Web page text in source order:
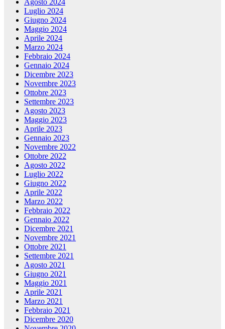
Luglio 2024
Giugno 2024
Maggio 2024
Aprile 2024
Marzo 2024
Febbraio 2024
Gennaio 2024
Dicembre 2023
Novembre 2023
Ottobre 2023
Settembre 2023
Agosto 2023
Maggio 2023
Aprile 2023
Gennaio 2023
Novembre 2022
Ottobre 2022
Agosto 2022
Luglio 2022
Giugno 2022
Aprile 2022
Marzo 2022
Febbraio 2022
Gennaio 2022
Dicembre 2021
Novembre 2021
Ottobre 2021
Settembre 2021
Agosto 2021
Giugno 2021
Maggio 2021
Aprile 2021
Marzo 2021
Febbraio 2021
Dicembre 2020